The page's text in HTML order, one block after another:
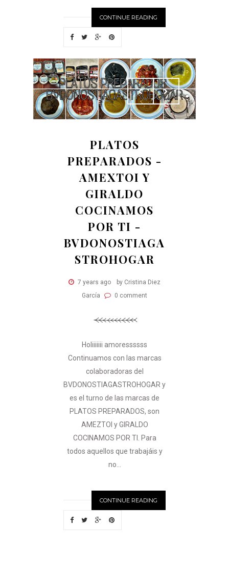
CONTINUE READING
PLATOS
PREPARADOS -
AMEXTOI Y
GIRALDO
COCINAMOS
POR TI -
BVDONOSTIAGA
STROHOGAR
7 years ago
by Cristina Diez
García
0 comment
Holiiiiiii amoressssss
Continuamos con las marcas
colaboradoras del
BVDONOSTIAGASTROHOGAR y
es el turno de las marcas de
PLATOS PREPARADOS, son
AMEZTOI y GIRALDO
COCINAMOS POR TI. Para
todos aquellos que trabajáis y
no...
CONTINUE READING